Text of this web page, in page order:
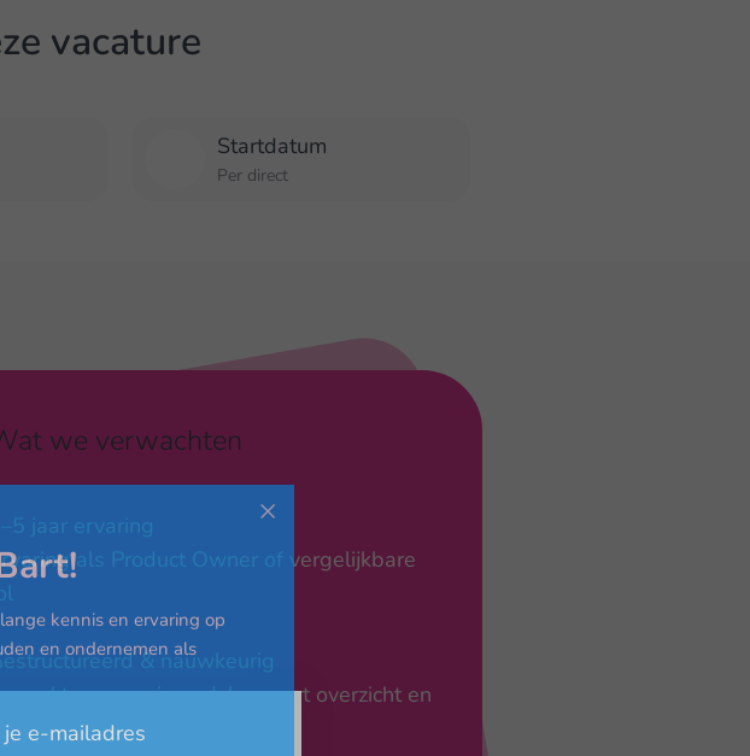
vacature
Startdatum
Per direct
we verwachten
jaar ervaring
als Product Owner of vergelijkbare
& nauwkeurig
werkt georganiseerd, bewaart overzicht en
oog voor detail
kennis en ervaring op
en ondernemen als
e-mailadres